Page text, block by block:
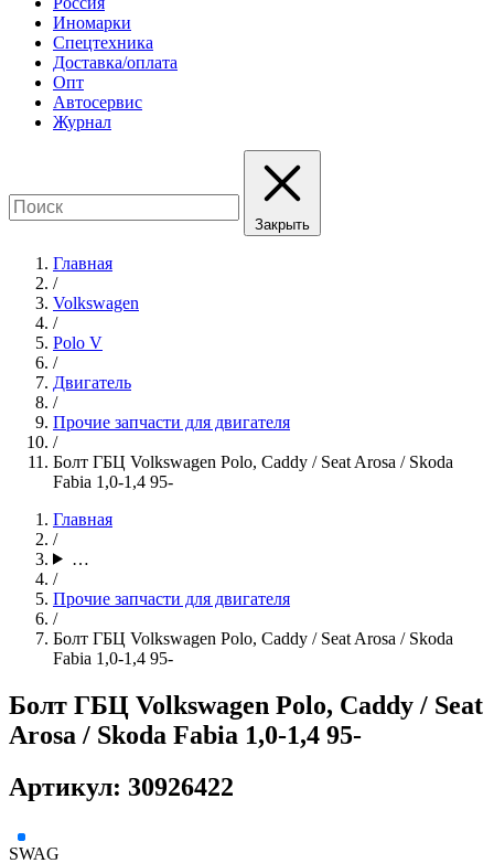
Иномарки
Спецтехника
Доставка/оплата
Опт
Автосервис
Журнал
Закрыть
Главная
/
Volkswagen
/
Polo V
/
Двигатель
/
Прочие запчасти для двигателя
/
Болт ГБЦ Volkswagen Polo, Caddy / Seat Arosa / Skoda
Fabia 1,0-1,4 95-
Главная
/
…
/
Прочие запчасти для двигателя
/
Болт ГБЦ Volkswagen Polo, Caddy / Seat Arosa / Skoda
Fabia 1,0-1,4 95-
Болт ГБЦ Volkswagen Polo, Caddy / Seat
Arosa / Skoda Fabia 1,0-1,4 95-
Артикул: 30926422
SWAG